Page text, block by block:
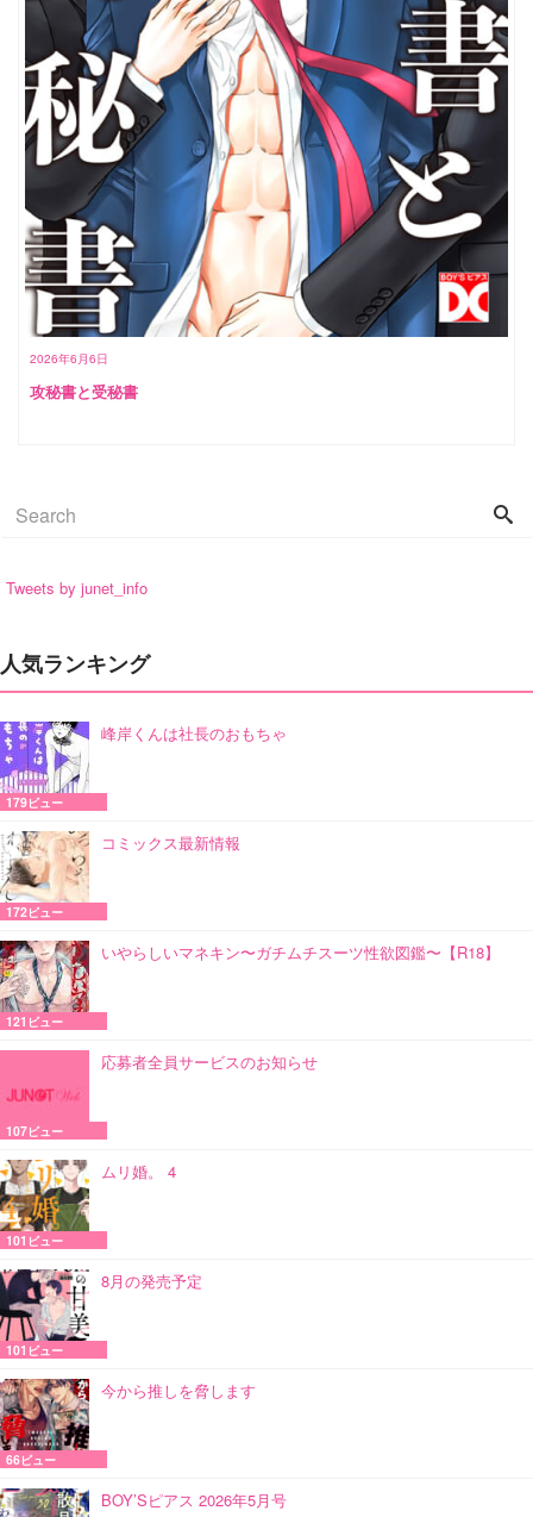
2026年6月6日
攻秘書と受秘書
Tweets by junet_info
人気ランキング
峰岸くんは社長のおもちゃ
179ビュー
コミックス最新情報
172ビュー
いやらしいマネキン〜ガチムチスーツ性欲図鑑〜【R18】
121ビュー
応募者全員サービスのお知らせ
107ビュー
ムリ婚。 4
101ビュー
8月の発売予定
101ビュー
今から推しを脅します
66ビュー
BOY’Sピアス 2026年5月号